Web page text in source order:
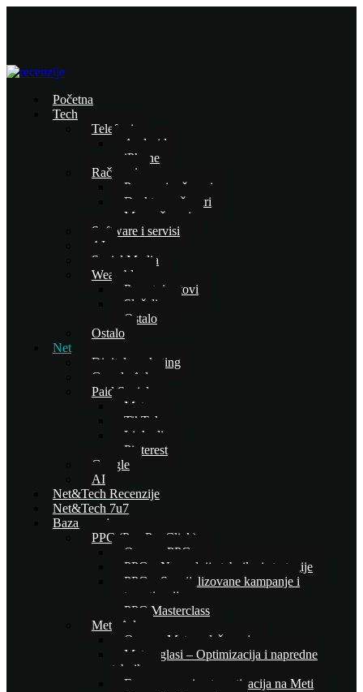
Početna
Tech
Telefoni
Android
iPhone
Računari
Prenosni računari
Desktop računari
Mac računari
Software i servisi
AI
Social Media
Wearables
Pametni satovi
Slušalice
Ostalo
Ostalo
Net
Digital marketing
Google Ads
Paid Social
Meta
TikTok
Linkedin
Pinterest
Google
AI
Net&Tech Recenzije
Net&Tech 7u7
Baza znanja
PPC (Pay Per Click)
Osnove PPC-a
PPC – Naprednije tehnike i strategije
PPC – Specijalizovane kampanje i
automatizacija
PPC Masterclass
Meta Ads
Osnove Meta oglašavanja
Meta oglasi – Optimizacija i napredne
tehnike
E-commerce i automatizacija na Meti